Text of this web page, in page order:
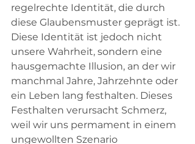
regelrechte Identität, die durch
diese Glaubensmuster geprägt ist.
Diese Identität ist jedoch nicht
unsere Wahrheit, sondern eine
hausgemachte Illusion, an der wir
manchmal Jahre, Jahrzehnte oder
ein Leben lang festhalten. Dieses
Festhalten verursacht Schmerz,
weil wir uns permament in einem
ungewollten Szenario